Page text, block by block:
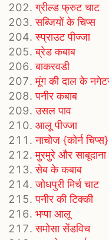
ग्रील्ड फ्रुट चाट
सब्जियों के चिप्स
स्प्राउट पीज्जा
ब्रेड कबाब
बाकरवडी
मूंग की दाल के
पनीर कबाब
उसल पाव
आलू पीज्जा
नाचोज {कोर्न चिप्स}
मुरमुरे और
सेब के कबाब
जोधपुरी मिर्च चाट
पनीर की टिक्की
भप्पा आलू
समोसा सेंडविच